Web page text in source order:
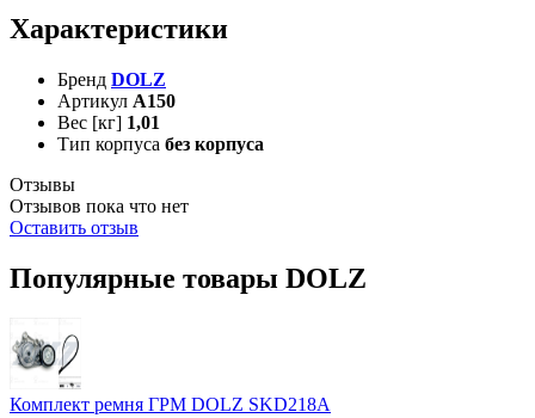
Характеристики
Бренд DOLZ
Артикул A150
Вес [кг] 1,01
Тип корпуса без корпуса
Отзывы
Отзывов пока что нет
Оставить отзыв
Популярные товары DOLZ
Комплект ремня ГРМ DOLZ SKD218A